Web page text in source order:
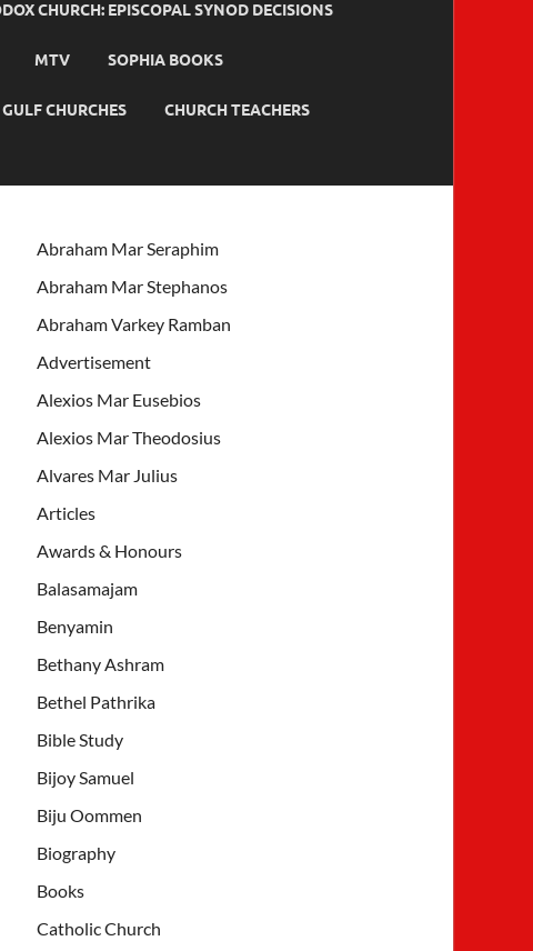
CHURCH: EPISCOPAL SYNOD DECISIONS
MTV SOPHIA BOOKS
GULF CHURCHES CHURCH TEACHERS
Abraham Mar Seraphim
Abraham Mar Stephanos
Abraham Varkey Ramban
Advertisement
Alexios Mar Eusebios
Alexios Mar Theodosius
Alvares Mar Julius
Articles
Awards & Honours
Balasamajam
Benyamin
Bethany Ashram
Bethel Pathrika
Bible Study
Bijoy Samuel
Biju Oommen
Biography
Books
Catholic Church